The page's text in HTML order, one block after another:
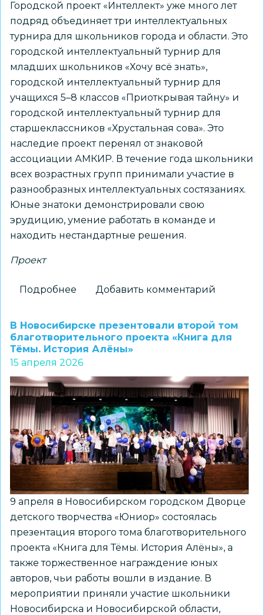
Городской проект «Интеллект» уже много лет
подряд объединяет три интеллектуальных
турнира для школьников города и области. Это
городской интеллектуальный турнир для
младших школьников «Хочу всё знать»,
городской интеллектуальный турнир для
учащихся 5–8 классов «Приоткрывая тайну» и
городской интеллектуальный турнир для
старшеклассников «Хрустальная сова». Это
наследие проект перенял от знаковой
ассоциации АМКИР. В течение года школьники
всех возрастных групп принимали участие в
разнообразных интеллектуальных состязаниях.
Юные знатоки демонстрировали свою
эрудицию, умение работать в команде и
находить нестандартные решения.
Проект
Подробнее
награждения
участников
городского
проекта
«Интеллект»
Добавить комментарий
В Новосибирске презентовали второй том
благотворительного проекта «Книга для
Тёмы. История Алёны»
15 апреля 2026
9 апреля в Новосибирском городском Дворце
детского творчества «Юниор» состоялась
презентация второго тома благотворительного
проекта «Книга для Тёмы. История Алёны», а
также торжественное награждение юных
авторов, чьи работы вошли в издание. В
мероприятии приняли участие школьники
Новосибирска и Новосибирской области,